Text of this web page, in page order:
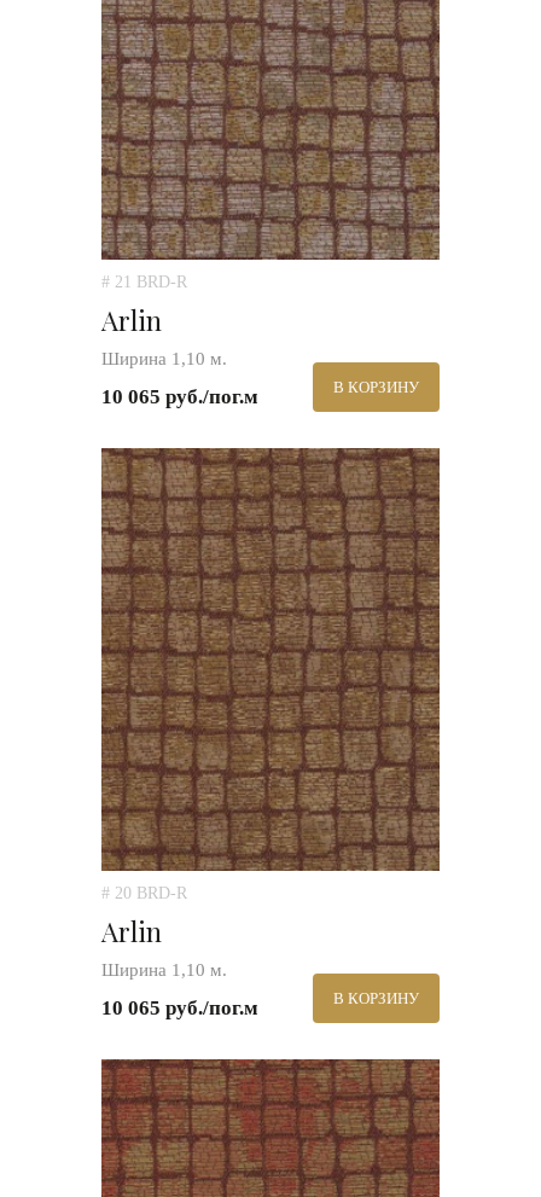
# 21 BRD-R
Arlin
Ширина 1,10 м.
10 065 руб./пог.м В КОРЗИНУ
# 20 BRD-R
Arlin
Ширина 1,10 м.
10 065 руб./пог.м В КОРЗИНУ